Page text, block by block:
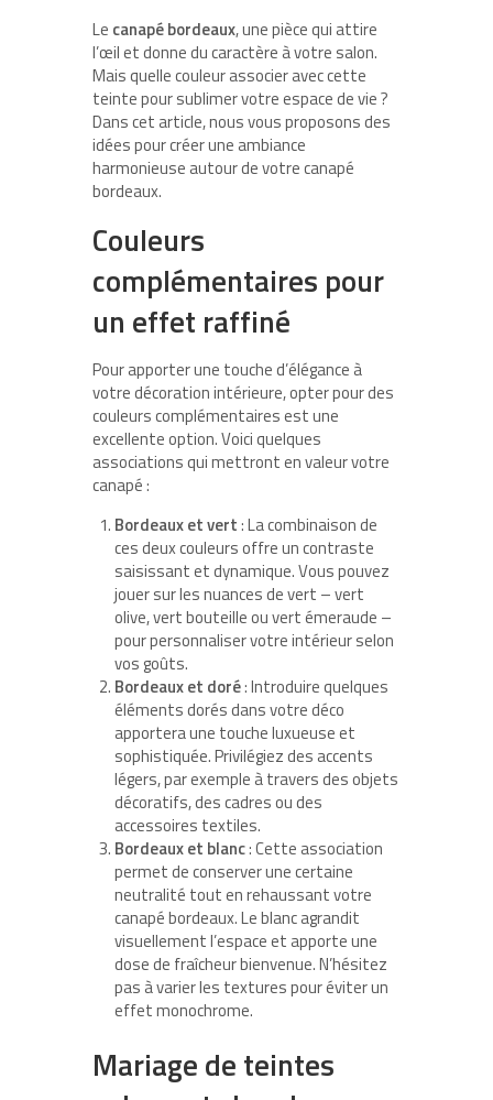
Le canapé bordeaux, une pièce qui attire
l’œil et donne du caractère à votre salon.
Mais quelle couleur associer avec cette
teinte pour sublimer votre espace de vie ?
Dans cet article, nous vous proposons des
idées pour créer une ambiance
harmonieuse autour de votre canapé
bordeaux.
Couleurs
complémentaires pour
un effet raffiné
Pour apporter une touche d’élégance à
votre décoration intérieure, opter pour des
couleurs complémentaires est une
excellente option. Voici quelques
associations qui mettront en valeur votre
canapé :
Bordeaux et vert: La combinaison de
ces deux couleurs offre un contraste
saisissant et dynamique. Vous pouvez
jouer sur les nuances de vert – vert
olive, vert bouteille ou vert émeraude –
pour personnaliser votre intérieur selon
vos goûts.
Bordeaux et doré: Introduire quelques
éléments dorés dans votre déco
apportera une touche luxueuse et
sophistiquée. Privilégiez des accents
légers, par exemple à travers des objets
décoratifs, des cadres ou des
accessoires textiles.
Bordeaux et blanc: Cette association
permet de conserver une certaine
neutralité tout en rehaussant votre
canapé bordeaux. Le blanc agrandit
visuellement l’espace et apporte une
dose de fraîcheur bienvenue. N’hésitez
pas à varier les textures pour éviter un
effet monochrome.
Mariage de teintes